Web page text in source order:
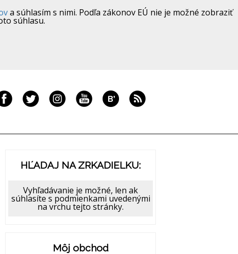
a súhlasím s nimi. Podľa zákonov EÚ nie je možné zobraziť
súhlasu.
HĽADAJ NA ZRKADIELKU:
Vyhľadávanie je možné, len ak
súhlasíte s podmienkami uvedenými
na vrchu tejto stránky.
Môj obchod